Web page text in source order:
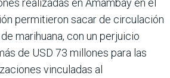
realizadas en Amambay en el
permitieron sacar de circulación
marihuana, con un perjuicio
de USD 73 millones para las
vinculadas al